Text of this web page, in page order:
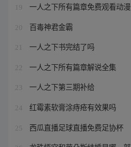
19 一人之下所有篇章免费观看动漫
20 百毒神君金霸
21 一人之下书完结了吗
22 一人之下所有篇章解说全集
23 一人之下第三期补给
24 红霉素软膏涂痔疮有效果吗
25 西瓜直播足球直播免费足协杯